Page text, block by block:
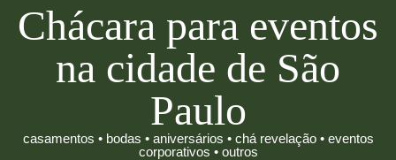
Chácara para eventos
na cidade de São
Paulo
casamentos • bodas • aniversários • chá revelação • eventos
corporativos • outros